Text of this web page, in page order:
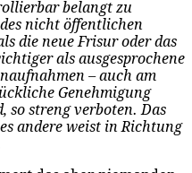
belangt zu
nicht öffentlichen
die neue Frisur oder das
als ausgesprochene
– auch am
Genehmigung
so streng verboten. Das
andere weist in Richtung